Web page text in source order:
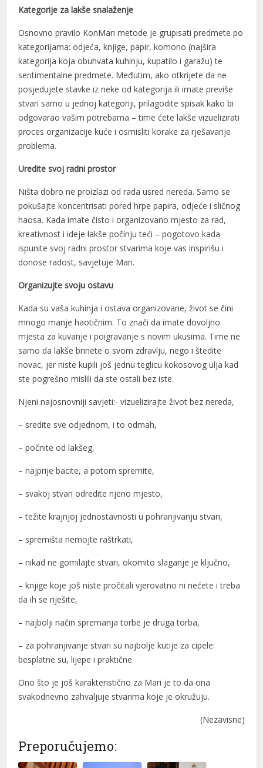
Kategorije za lakše snalaženje
Osnovno pravilo KonMari metode je grupisati predmete po
kategorijama: odjeća, knjige, papir, komono (najšira
kategorija koja obuhvata kuhinju, kupatilo i garažu) te
sentimentalne predmete. Međutim, ako otkrijete da ne
posjedujete stavke iz neke od kategorija ili imate previše
stvari samo u jednoj kategoriji, prilagodite spisak kako bi
odgovarao vašim potrebama – time ćete lakše vizuelizirati
proces organizacije kuće i osmisliti korake za rješavanje
problema.
Uredite svoj radni prostor
Ništa dobro ne proizlazi od rada usred nereda. Samo se
pokušajte koncentrisati pored hrpe papira, odjeće i sličnog
haosa. Kada imate čisto i organizovano mjesto za rad,
kreativnost i ideje lakše počinju teći – pogotovo kada
ispunite svoj radni prostor stvarima koje vas inspirišu i
donose radost, savjetuje Mari.
Organizujte svoju ostavu
Kada su vaša kuhinja i ostava organizovane, život se čini
mnogo manje haotičnim. To znači da imate dovoljno
mjesta za kuvanje i poigravanje s novim ukusima. Time ne
samo da lakše brinete o svom zdravlju, nego i štedite
novac, jer niste kupili još jednu teglicu kokosovog ulja kad
ste pogrešno mislili da ste ostali bez iste.
Njeni najosnovniji savjeti:- vizuelizirajte život bez nereda,
– sredite sve odjednom, i to odmah,
– počnite od lakšeg,
– najprije bacite, a potom spremite,
– svakoj stvari odredite njeno mjesto,
– težite krajnjoj jednostavnosti u pohranjivanju stvari,
– spremišta nemojte raštrkati,
– nikad ne gomilajte stvari, okomito slaganje je ključno,
– knjige koje još niste pročitali vjerovatno ni nećete i treba
da ih se riješite,
– najbolji način spremanja torbe je druga torba,
– za pohranjivanje stvari su najbolje kutije za cipele:
besplatne su, lijepe i praktične.
Ono što je još karakteristično za Mari je to da ona
svakodnevno zahvaljuje stvarima koje je okružuju.
(Nezavisne)
Preporučujemo: